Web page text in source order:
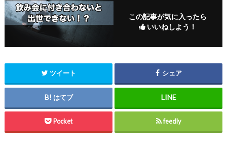
この記事が気に入ったら
いいねしよう！
ツイート シェア
はてブ
Pocket feedly